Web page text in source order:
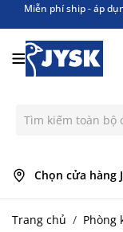
Miễn phí ship - áp
Chọn cửa hàng
Trang chủ / Phòng